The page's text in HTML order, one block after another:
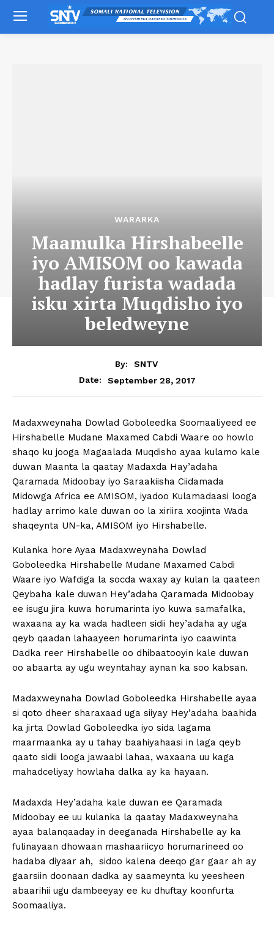
WARARKA
Maamulka Hirshabeelle
iyo AMISOM oo kawada
hadlay furista wadada
isku xirta Muqdisho iyo
beledweyne
By:
SNTV
Date:
September 28, 2017
Madaxweynaha Dowlad Goboleedka Soomaaliyeed ee
Hirshabelle Mudane Maxamed Cabdi Waare oo howlo
shaqo ku jooga Magaalada Muqdisho ayaa kulamo kale
duwan Maanta la qaatay Madaxda Hay’adaha
Qaramada Midoobay iyo Saraakiisha Ciidamada
Midowga Africa ee AMISOM, iyadoo Kulamadaasi looga
hadlay arrimo kale duwan oo la xiriira xoojinta Wada
shaqeynta UN-ka, AMISOM iyo Hirshabelle.
Kulanka hore Ayaa Madaxweynaha Dowlad
Goboleedka Hirshabelle Mudane Maxamed Cabdi
Waare iyo Wafdiga la socda waxay ay kulan la qaateen
Qeybaha kale duwan Hey’adaha Qaramada Midoobay
ee isugu jira kuwa horumarinta iyo kuwa samafalka,
waxaana ay ka wada hadleen sidii hey’adaha ay uga
qeyb qaadan lahaayeen horumarinta iyo caawinta
Dadka reer Hirshabelle oo dhibaatooyin kale duwan
oo abaarta ay ugu weyntahay aynan ka soo kabsan.
Madaxweynaha Dowlad Goboleedka Hirshabelle ayaa
si qoto dheer sharaxaad uga siiyay Hey’adaha baahida
ka jirta Dowlad Goboleedka iyo sida lagama
maarmaanka ay u tahay baahiyahaasi in laga qeyb
qaato sidii looga jawaabi lahaa, waxaana uu kaga
mahadceliyay howlaha dalka ay ka hayaan.
Madaxda Hey’adaha kale duwan ee Qaramada
Midoobay ee uu kulanka la qaatay Madaxweynaha
ayaa balanqaaday in deeganada Hirshabelle ay ka
fulinayaan dhowaan mashaariicyo horumarineed oo
hadaba diyaar ah, sidoo kalena deeqo gar gaar ah ay
gaarsiin doonaan dadka ay saameynta ku yeesheen
abaarihii ugu dambeeyay ee ku dhuftay koonfurta
Soomaaliya.